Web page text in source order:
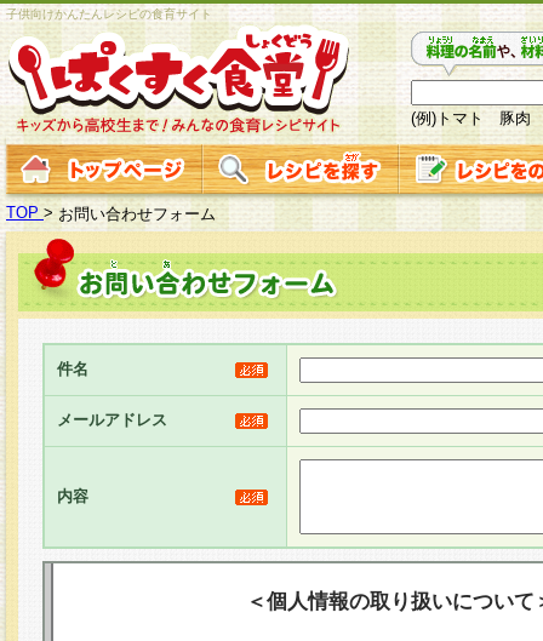
子供向けかんたんレシピの食育サイト
(例)トマト 豚肉
TOP > お問い合わせフォーム
件名
メールアドレス
内容
＜個人情報の取り扱いについて